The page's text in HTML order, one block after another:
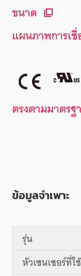
ขนาด
แผนภาพการเ
ตรงตามมาตรฐ
ข้อมูลจำเพาะ
รุ่น
หัวเซนเซอร์ที่